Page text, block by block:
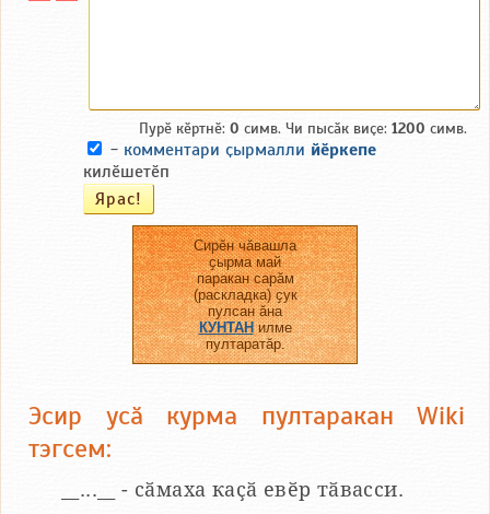
Пурӗ кӗртнӗ: 0 симв. Чи пысӑк виҫе: 1200 симв.
- комментари ҫырмалли йӗркепе
килӗшетӗп
Сирӗн чӑвашла
ҫырма май
паракан сарӑм
(раскладка) ҫук
пулсан ӑна
КУНТАНилме
пултаратӑр.
Эсир усӑ курма пултаракан Wiki
тэгсем:
__...__ - сӑмаха каҫӑ евӗр тӑвасси.